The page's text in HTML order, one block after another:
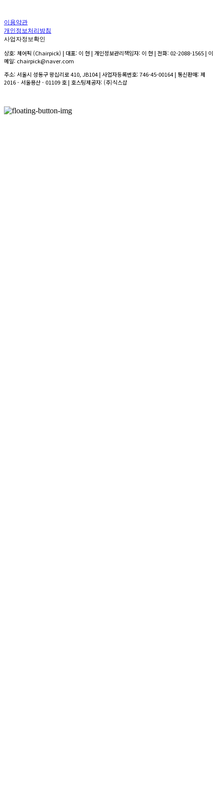
이용약관
개인정보처리방침
사업자정보확인
상호: 체어픽 (Chairpick) | 대표: 이 현 | 개인정보관리책임자: 이 현 | 전화: 02-2088-1565 | 이
메일: chairpick@naver.com
주소: 서울시 성동구 왕십리로 410, JB104 | 사업자등록번호:746-45-00164| 통신판매:제
2016 - 서울용산 - 01109 호| 호스팅제공자: (주)식스샵